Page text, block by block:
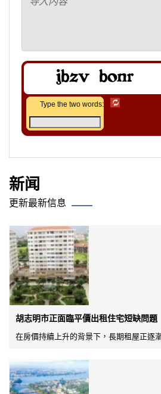
Type the two words:
新闻
更新最新信息
胡志明市正面臨平價出租住宅短缺問題
在房價持續上升的背景下，長期租屋正逐